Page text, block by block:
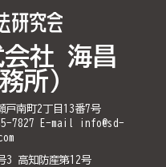
会社 海昌
所）
戸南町2丁目13番7号
7827 E-mail info@sd-
3 高知防産第12号